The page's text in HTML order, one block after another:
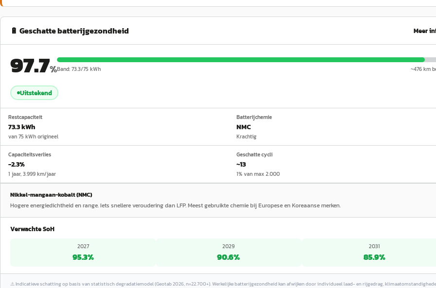
🔋 Geschatte batterijgezondheid Meer
97.7%Band:73.3/75 kWh ~476km
Uitstekend
Restcapaciteit
73.3 kWh
van 75 kWh origineel
Batterijchemie
NMC
Krachtig
Capaciteitsverlies
−2.3%
1 jaar, 3.999 km/jaar
Geschatte cycli
~13
1% van max 2.000
Nikkel-mangaan-kobalt (NMC)
Hogere energiedichtheid en range. Iets snellere veroudering dan LFP. Meest gebruikte chemie bij Europese en Koreaanse merken.
Verwachte SoH
2027
95.3%
2029
90.6%
2031
85.9%
⚠️Indicatieve schatting op basis van statistisch degradatiemodel (Geotab 2026, n=22.700+). Werkelijke batterijgezondheid kan afwijken door individueel laad- en rijgedrag,